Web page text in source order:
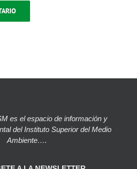
es el espacio de información y
del Instituto Superior del Medio
Ambiente….